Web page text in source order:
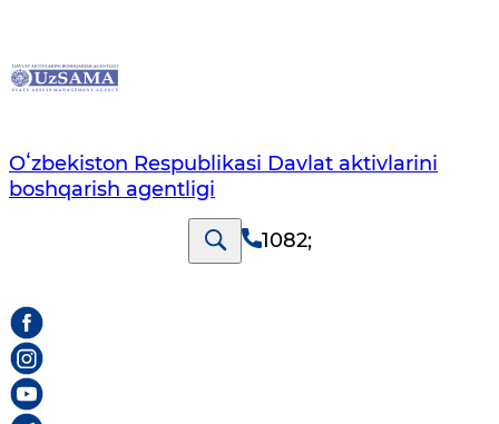
Oʻzbekiston Respublikasi Davlat aktivlarini
boshqarish agentligi
1082;